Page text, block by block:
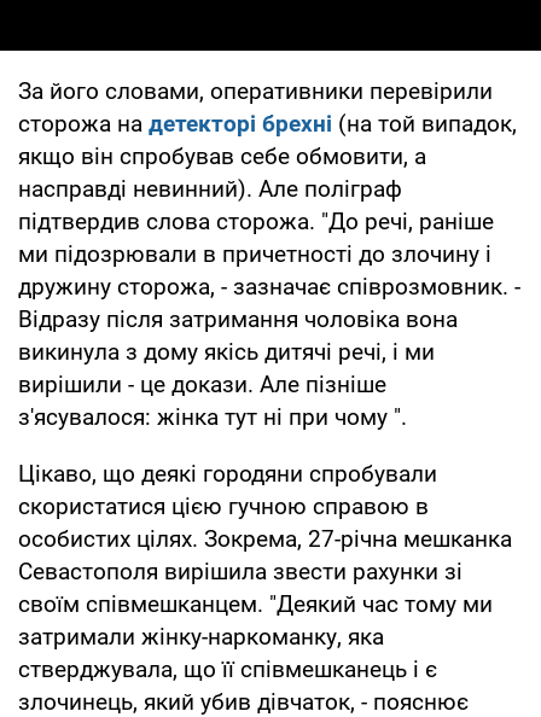
За його словами, оперативники перевірили
сторожа на детекторі брехні (на той випадок,
якщо він спробував себе обмовити, а
насправді невинний). Але поліграф
підтвердив слова сторожа. "До речі, раніше
ми підозрювали в причетності до злочину і
дружину сторожа, - зазначає співрозмовник. -
Відразу після затримання чоловіка вона
викинула з дому якісь дитячі речі, і ми
вирішили - це докази. Але пізніше
з'ясувалося: жінка тут ні при чому ".
Цікаво, що деякі городяни спробували
скористатися цією гучною справою в
особистих цілях. Зокрема, 27-річна мешканка
Севастополя вирішила звести рахунки зі
своїм співмешканцем. "Деякий час тому ми
затримали жінку-наркоманку, яка
стверджувала, що її співмешканець і є
злочинець, який убив дівчаток, - пояснює